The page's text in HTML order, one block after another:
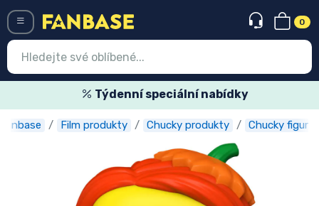
0
Týdenní speciální nabídky
Fanbase Film produkty Chucky produkty Chucky figurky
Vstup Registrace
Nejnovější věci
Speciální nabídky